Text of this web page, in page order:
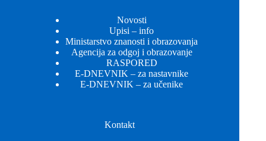
Novosti
Upisi – info
Ministarstvo znanosti i obrazovanja
Agencija za odgoj i obrazovanje
RASPORED
E-DNEVNIK – za nastavnike
E-DNEVNIK – za učenike
Kontakt